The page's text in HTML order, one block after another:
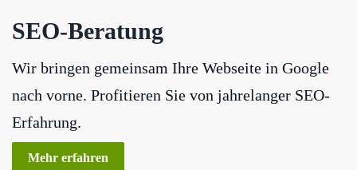
SEO-Beratung
Wir bringen gemeinsam Ihre Webseite in Google
nach vorne. Profitieren Sie von jahrelanger SEO-
Erfahrung.
Mehr erfahren